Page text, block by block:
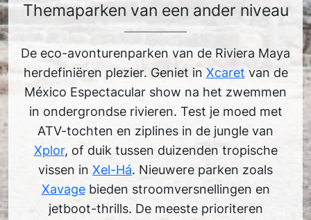
Themaparken van een ander niveau
De eco-avonturenparken van de Riviera Maya
herdefiniëren plezier. Geniet in Xcaret van de
México Espectacular show na het zwemmen
in ondergrondse rivieren. Test je moed met
ATV-tochten en ziplines in de jungle van
Xplor, of duik tussen duizenden tropische
vissen in Xel-Há. Nieuwere parken zoals
Xavagebieden stroomversnellingen en
jetboot-thrills. De meeste prioriteren